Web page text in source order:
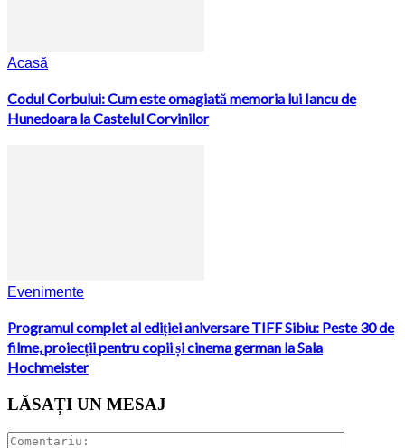
Acasă
Codul Corbului: Cum este omagiată memoria lui Iancu de
Hunedoara la Castelul Corvinilor
Evenimente
Programul complet al ediției aniversare TIFF Sibiu: Peste 30 de
filme, proiecții pentru copii și cinema german la Sala
Hochmeister
LĂSAȚI UN MESAJ